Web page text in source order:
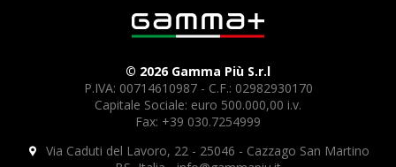
© 2026 Gamma Più S.r.l
P.IVA: 00714610987 - C.F.: 02982930170
Capitale Sociale: euro 500.000,00 i.v.
Fax: +39 030.7254999
Via Caduti del Lavoro, 22 - 25046 - Cazzago San Martino